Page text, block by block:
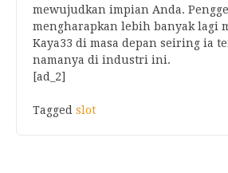
mewujudkan impian Anda.
mengharapkan lebih banyak lagi
Kaya33 di masa depan seiring ia
namanya di industri ini.
[ad_2]
Tagged slot